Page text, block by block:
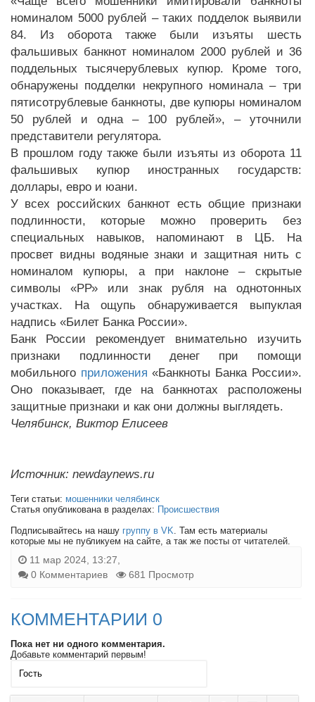
номиналом 5000 рублей – таких подделок выявили
84. Из оборота также были изъяты шесть
фальшивых банкнот номиналом 2000 рублей и 36
поддельных тысячерублевых купюр. Кроме того,
обнаружены подделки некрупного номинала – три
пятисотрублевые банкноты, две купюры номиналом
50 рублей и одна – 100 рублей», – уточнили
представители регулятора.
В прошлом году также были изъяты из оборота 11
фальшивых купюр иностранных государств:
доллары, евро и юани.
У всех российских банкнот есть общие признаки
подлинности, которые можно проверить без
специальных навыков, напоминают в ЦБ. На
просвет видны водяные знаки и защитная нить с
номиналом купюры, а при наклоне – скрытые
символы «РР» или знак рубля на однотонных
участках. На ощупь обнаруживается выпуклая
надпись «Билет Банка России».
Банк России рекомендует внимательно изучить
признаки подлинности денег при помощи
мобильного приложения «Банкноты Банка России».
Оно показывает, где на банкнотах расположены
защитные признаки и как они должны выглядеть.
Челябинск, Виктор Елисеев
Источник: newdaynews.ru
Теги статьи: мошенники челябинск
Статья опубликована в разделах: Происшествия
Подписывайтесь на нашу группу в VK . Там есть материалы
которые мы не публикуем на сайте, а так же посты от читателей.
11 мар 2024, 13:27,
0 Комментариев
681 Просмотр
КОММЕНТАРИИ 0
Пока нет ни одного комментария.
Добавьте комментарий первым!